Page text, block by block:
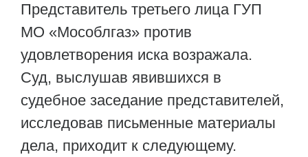
Представитель третьего лица ГУП
МО «Мособлгаз» против
удовлетворения иска возражала.
Суд, выслушав явившихся в
судебное заседание представителей,
исследовав письменные материалы
дела, приходит к следующему.